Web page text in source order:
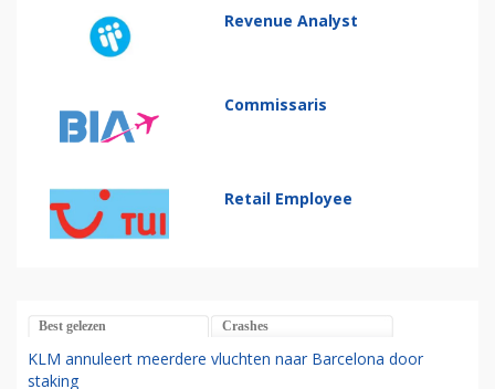
Revenue Analyst
Commissaris
Retail Employee
Best gelezen Crashes
KLM annuleert meerdere vluchten naar Barcelona door
staking